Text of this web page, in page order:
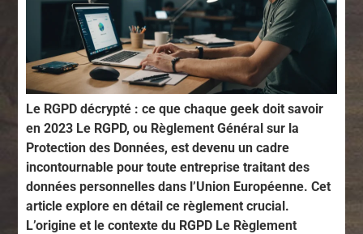
Le RGPD décrypté : ce que chaque geek doit savoir
en 2023 Le RGPD, ou Règlement Général sur la
Protection des Données, est devenu un cadre
incontournable pour toute entreprise traitant des
données personnelles dans l’Union Européenne. Cet
article explore en détail ce règlement crucial.
L’origine et le contexte du RGPD Le Règlement